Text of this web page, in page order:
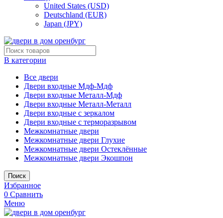
United States (USD)
Deutschland (EUR)
Japan (JPY)
В категории
Все двери
Двери входные Мдф-Мдф
Двери входные Металл-Мдф
Двери входные Металл-Металл
Двери входные с зеркалом
Двери входные с терморазрывом
Межкомнатные двери
Межкомнатные двери Глухие
Межкомнатные двери Остеклённые
Межкомнатные двери Экошпон
Поиск
Избранное
0 Сравнить
Меню